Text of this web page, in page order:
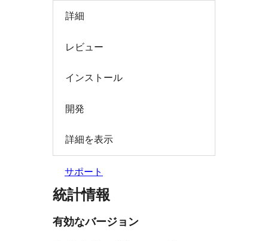
詳細
レビュー
インストール
開発
詳細を表示
サポート
統計情報
有効なバージョン